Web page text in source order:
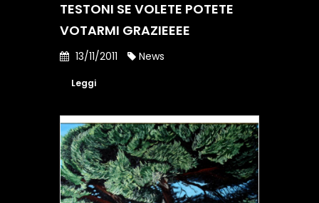
TESTONI SE VOLETE POTETE
VOTARMI GRAZIEEEE
13/11/2011 News
Leggi